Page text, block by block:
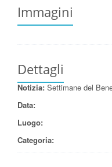
Immagini
Dettagli
Notizia: Settimane del
Data:
Luogo:
Categoria: